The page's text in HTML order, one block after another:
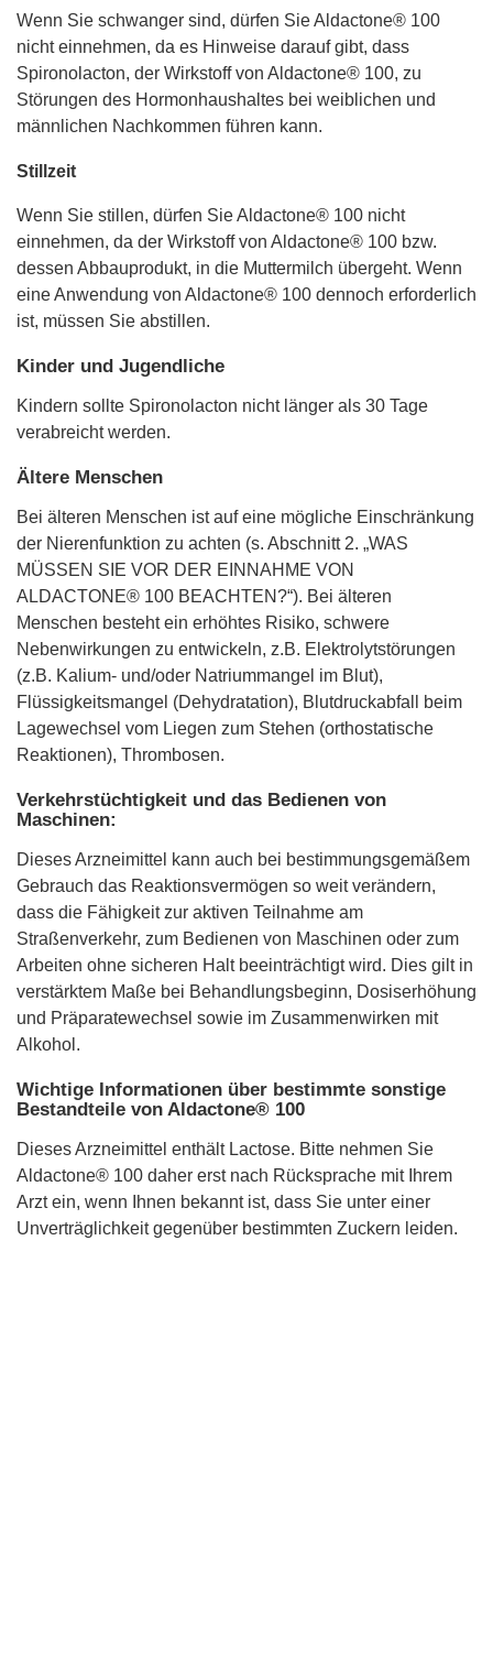
Wenn Sie schwanger sind, dürfen Sie Aldactone® 100
nicht einnehmen, da es Hinweise darauf gibt, dass
Spironolacton, der Wirkstoff von Aldactone® 100, zu
Störungen des Hormonhaushaltes bei weiblichen und
männlichen Nachkommen führen kann.
Stillzeit
Wenn Sie stillen, dürfen Sie Aldactone® 100 nicht
einnehmen, da der Wirkstoff von Aldactone® 100 bzw.
dessen Abbauprodukt, in die Muttermilch übergeht. Wenn
eine Anwendung von Aldactone® 100 dennoch erforderlich
ist, müssen Sie abstillen.
Kinder und Jugendliche
Kindern sollte Spironolacton nicht länger als 30 Tage
verabreicht werden.
Ältere Menschen
Bei älteren Menschen ist auf eine mögliche Einschränkung
der Nierenfunktion zu achten (s. Abschnitt 2. „WAS
MÜSSEN SIE VOR DER EINNAHME VON
ALDACTONE® 100 BEACHTEN?“). Bei älteren
Menschen besteht ein erhöhtes Risiko, schwere
Nebenwirkungen zu entwickeln, z.B. Elektrolytstörungen
(z.B. Kalium- und/oder Natriummangel im Blut),
Flüssigkeitsmangel (Dehydratation), Blutdruckabfall beim
Lagewechsel vom Liegen zum Stehen (orthostatische
Reaktionen), Thrombosen.
Verkehrstüchtigkeit und das Bedienen von
Maschinen:
Dieses Arzneimittel kann auch bei bestimmungsgemäßem
Gebrauch das Reaktionsvermögen so weit verändern,
dass die Fähigkeit zur aktiven Teilnahme am
Straßenverkehr, zum Bedienen von Maschinen oder zum
Arbeiten ohne sicheren Halt beeinträchtigt wird. Dies gilt in
verstärktem Maße bei Behandlungsbeginn, Dosiserhöhung
und Präparatewechsel sowie im Zusammenwirken mit
Alkohol.
Wichtige Informationen über bestimmte sonstige
Bestandteile von Aldactone® 100
Dieses Arzneimittel enthält Lactose. Bitte nehmen Sie
Aldactone® 100 daher erst nach Rücksprache mit Ihrem
Arzt ein, wenn Ihnen bekannt ist, dass Sie unter einer
Unverträglichkeit gegenüber bestimmten Zuckern leiden.